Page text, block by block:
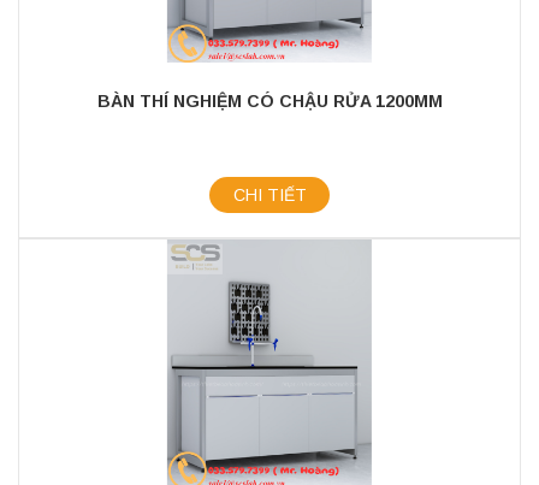
BÀN THÍ NGHIỆM CÓ CHẬU RỬA 1200MM
CHI TIẾT